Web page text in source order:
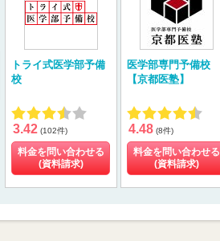
トライ式医学部予備
校
3.42 (102件)
料金を問い合わせる
(資料請求)
医学部専門予備校
【京都医塾】
4.48 (8件)
料金を問い合わせる
(資料請求)